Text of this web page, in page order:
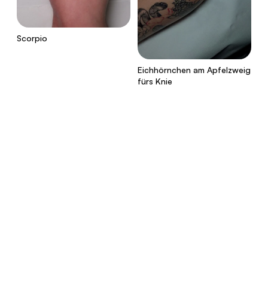
Scorpio
Eichhörnchen am Apfelzweig
fürs Knie